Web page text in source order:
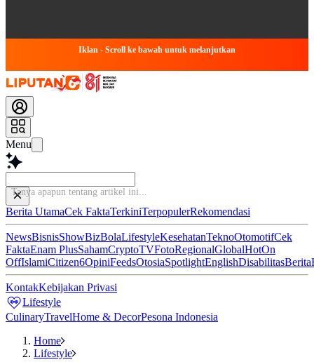
Iklan - Scroll ke bawah untuk melanjutkan
Menu
Bac
Berita UtamaCek FaktaTerkiniTerpopulerRekomendasi
NewsBisnisShowBizBolaLifestyleKesehatanTeknoOtomotifCek
FaktaEnam PlusSahamCryptoTVFotoRegionalGlobalHotOn
OffIslamiCitizen6OpiniFeedsOtosiaSpotlightEnglishDisabilitasBerita
KontakKebijakan Privasi
Lifestyle
CulinaryTravelHome & DecorPesona Indonesia
Home
Lifestyle